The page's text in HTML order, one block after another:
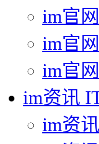
im官网
im官网
im官网
im资讯
im资讯